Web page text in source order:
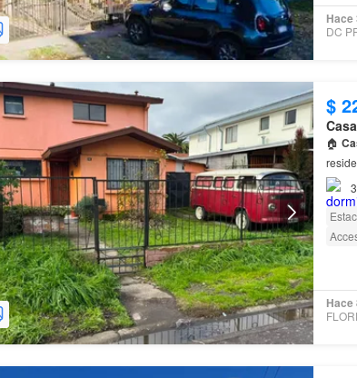
Hace
$
Casa
🏠
3
Hace